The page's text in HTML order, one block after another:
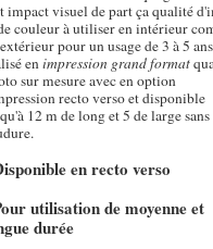
impact visuel de part ça qualité
couleur à utiliser en intérieur
pour un usage de 3 à 5
enimpression grand format
sur mesure avec en option
recto verso et disponible
12 m de long et 5 de large sans
en recto verso
utilisation de moyenne et
durée